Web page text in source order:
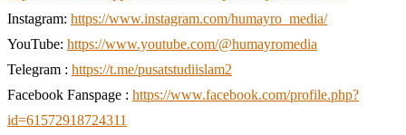
Instagram: https://www.instagram.com/humayro_media/
YouTube: https://www.youtube.com/@humayromedia
Telegram : https://t.me/pusatstudiislam2
Facebook Fanspage : https://www.facebook.com/profile.php?
id=61572918724311